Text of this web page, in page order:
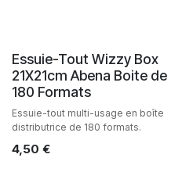
Essuie-Tout Wizzy Box
21X21cm Abena Boite de
180 Formats
Essuie-tout multi-usage en boîte
distributrice de 180 formats.
4,50 €